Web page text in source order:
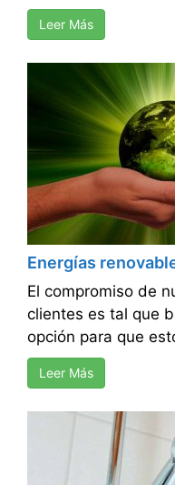
Leer Más
Energías
El compromiso de
clientes es tal que
opción para que
Leer Más